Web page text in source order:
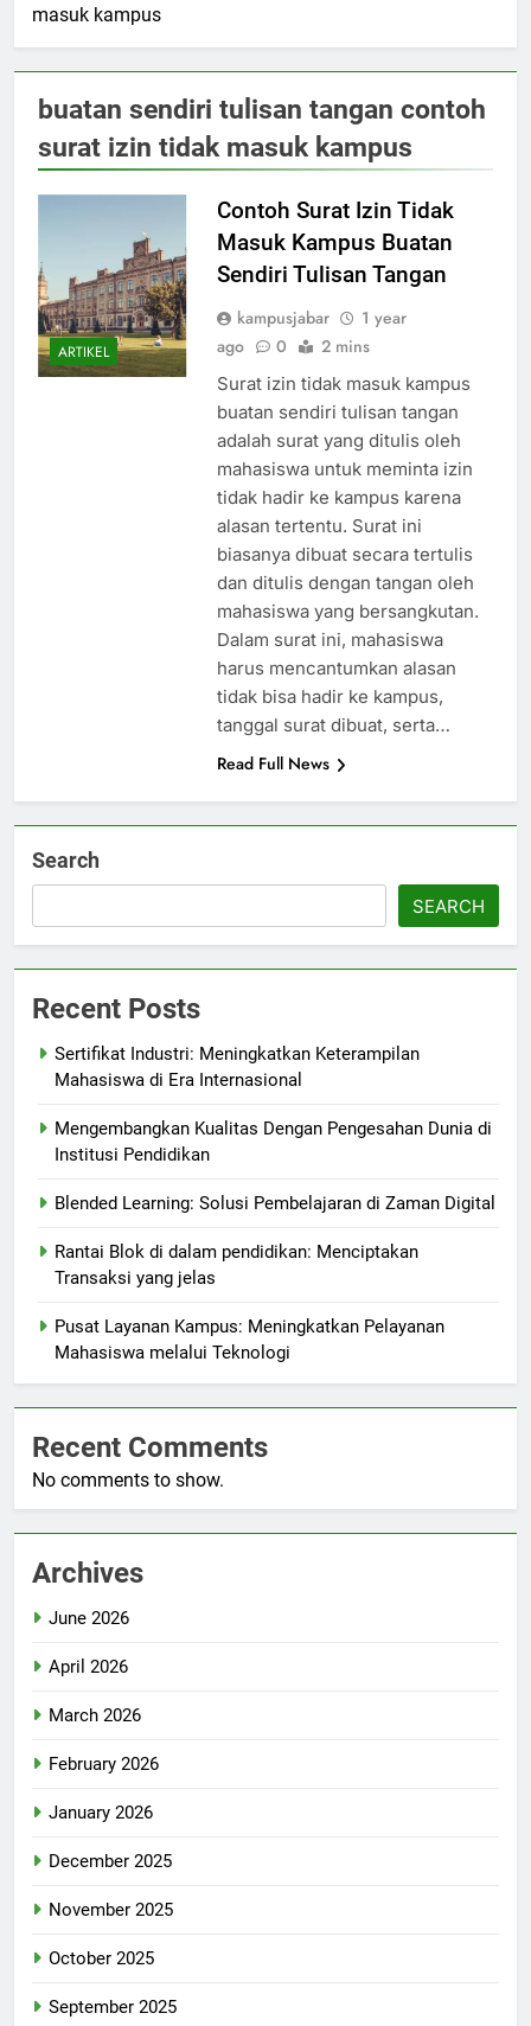
masuk kampus
buatan sendiri tulisan tangan contoh
surat izin tidak masuk kampus
ARTIKEL
Contoh Surat Izin Tidak
Masuk Kampus Buatan
Sendiri Tulisan Tangan
kampusjabar
1 year
ago
0 2 mins
Surat izin tidak masuk kampus
buatan sendiri tulisan tangan
adalah surat yang ditulis oleh
mahasiswa untuk meminta izin
tidak hadir ke kampus karena
alasan tertentu. Surat ini
biasanya dibuat secara tertulis
dan ditulis dengan tangan oleh
mahasiswa yang bersangkutan.
Dalam surat ini, mahasiswa
harus mencantumkan alasan
tidak bisa hadir ke kampus,
tanggal surat dibuat, serta…
Read Full News
Search
SEARCH
Recent Posts
Sertifikat Industri: Meningkatkan Keterampilan
Mahasiswa di Era Internasional
Mengembangkan Kualitas Dengan Pengesahan Dunia di
Institusi Pendidikan
Blended Learning: Solusi Pembelajaran di Zaman Digital
Rantai Blok di dalam pendidikan: Menciptakan
Transaksi yang jelas
Pusat Layanan Kampus: Meningkatkan Pelayanan
Mahasiswa melalui Teknologi
Recent Comments
No comments to show.
Archives
June 2026
April 2026
March 2026
February 2026
January 2026
December 2025
November 2025
October 2025
September 2025